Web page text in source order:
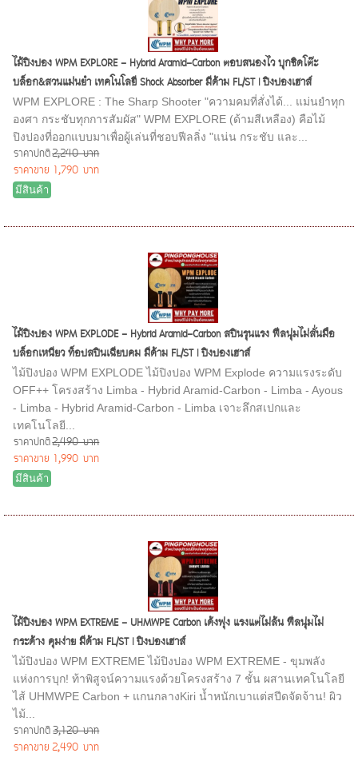
ไม้ปิงปอง WPM EXPLORE - Hybrid Aramid-Carbon ตอบสนองไว บุกชิดโต๊ะ
บล็อก&สวนแม่นยำ เทคโนโลยี Shock Absorber มีด้าม FL/ST | ปิงปองเฮาส์
WPM EXPLORE : The Sharp Shooter "ความคมที่สั่งได้... แม่นยำทุก
องศา กระชับทุกการสัมผัส" WPM EXPLORE (ด้ามสีเหลือง) คือไม้
ปิงปองที่ออกแบบมาเพื่อผู้เล่นที่ชอบฟีลลิ่ง "แน่น กระชับ และ...
ราคาปกติ2,240 บาท
ราคาขาย 1,790 บาท
มีสินค้า
ไม้ปิงปอง WPM EXPLODE - Hybrid Aramid-Carbon สปินรุนแรง ฟีลนุ่มไม่สั่นมือ
บล็อกเหนียว ท็อปสปินเฉียบคม มีด้าม FL/ST | ปิงปองเฮาส์
ไม้ปิงปอง WPM EXPLODE ไม้ปิงปอง WPM Explode ความแรงระดับ
OFF++ โครงสร้าง Limba - Hybrid Aramid-Carbon - Limba - Ayous
- Limba - Hybrid Aramid-Carbon - Limba เจาะลึกสเปกและ
เทคโนโลยี...
ราคาปกติ2,490 บาท
ราคาขาย 1,990 บาท
มีสินค้า
ไม้ปิงปอง WPM EXTREME - UHMWPE Carbon เด้งพุ่ง แรงแต่ไม่ล้น ฟีลนุ่มไม่
กระด้าง คุมง่าย มีด้าม FL/ST | ปิงปองเฮาส์
ไม้ปิงปอง WPM EXTREME ไม้ปิงปอง WPM EXTREME - ขุมพลัง
แห่งการบุก! ท้าพิสูจน์ความแรงด้วยโครงสร้าง 7 ชั้น ผสานเทคโนโลยี
ไส้ UHMWPE Carbon + แกนกลางKiri น้ำหนักเบาแต่สปีดจัดจ้าน! ผิว
ไม้...
ราคาปกติ3,120 บาท
ราคาขาย 2,490 บาท